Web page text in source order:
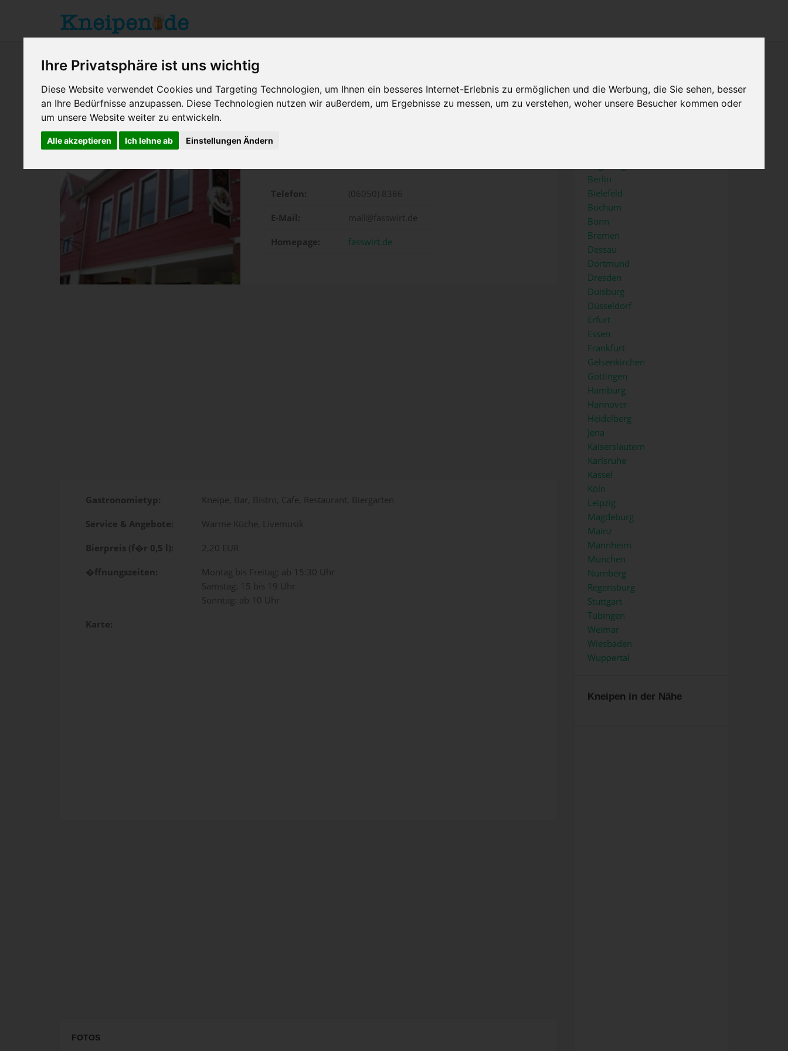
Ihre Privatsphäre ist uns wichtig
Diese Website verwendet Cookies und Targeting Technologien, um Ihnen ein besseres Internet-Erlebnis zu ermöglichen und die Werbung, die Sie sehen, besser
an Ihre Bedürfnisse anzupassen. Diese Technologien nutzen wir außerdem, um Ergebnisse zu messen, um zu verstehen, woher unsere Besucher kommen oder
um unsere Website weiter zu entwickeln.
Alle akzeptieren Ich lehne ab Einstellungen Ändern
Biebergemünd > Goldenes Fass
Telefon: (06050) 8386
E-Mail: mail@fasswirt.de
Homepage: fasswirt.de
Gastronomietyp: Kneipe, Bar, Bistro, Cafe, Restaurant, Biergarten
Service & Angebote: Warme Küche, Livemusik
Bierpreis (f�r 0,5 l): 2,20 EUR
�ffnungszeiten:
Montag bis Freitag: ab 15:30 Uhr
Samstag: 15 bis 19 Uhr
Sonntag: ab 10 Uhr
Karte:
FOTOS
Berlin
Bielefeld
Bochum
Bonn
Bremen
Dessau
Dortmund
Dresden
Duisburg
Düsseldorf
Erfurt
Essen
Frankfurt
Gelsenkirchen
Göttingen
Hamburg
Hannover
Heidelberg
Jena
Kaiserslautern
Karlsruhe
Kassel
Köln
Leipzig
Magdeburg
Mainz
Mannheim
München
Nürnberg
Regensburg
Stuttgart
Tübingen
Weimar
Wiesbaden
Wuppertal
Kneipen in der Nähe
Impressum